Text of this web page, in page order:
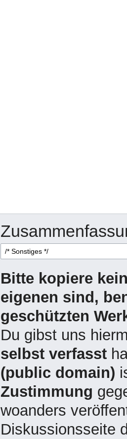
Bitte kopiere
eigenen sind,
geschützten
Du gibst uns
selbst verfasst
(public domain)
Zustimmung
woanders
Diskussionsseite